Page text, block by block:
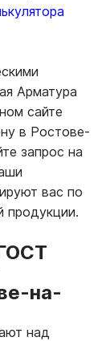
Арматура
сайте
в Ростове-
запрос на
вас по
продукции.
на-
над